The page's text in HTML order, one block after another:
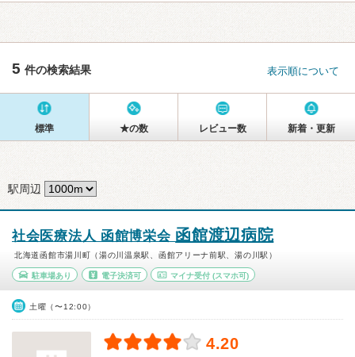
5 件の検索結果 表示順について
標準 ★の数 レビュー数 新着・更新
駅周辺
社会医療法人 函館博栄会 函館渡辺病院
北海道函館市湯川町（湯の川温泉駅、函館アリーナ前駅、湯の川駅）
駐車場あり 電子決済可 マイナ受付 (スマホ可)
土曜（〜12:00）
4.20